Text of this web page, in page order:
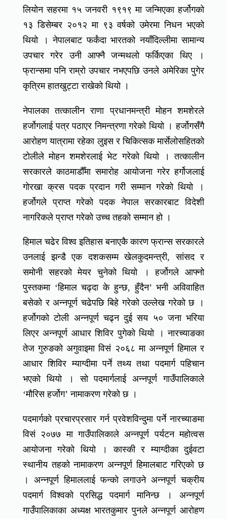
लियोन सहरमा १५ जनवरी १९१९ मा जन्मिएका हर्जोगको
१३ डिसेम्बर २०१२ मा ९३ वर्षको उमेरमा निधन भएको
थियो । नेपालबाट फर्कंदा भारतको नयाँदिल्लीमा सामान्य
उपचार गरेर उनी आफ्नै जन्मथलो फर्किएका थिए ।
फ्रान्समा पनि राम्रो उपचार नभएपछि उनले अमेरिका पुगेर
कृत्रिम हातखुट्टा राखेको थियो ।
नेपालका तत्कालीन राणा प्रधानमन्त्री मोहन शमशेरले
हर्जोगलाई पत्र पठाएर निमन्त्रणा गरेको थियो । हर्जोगसँगै
आरोहण यात्रामा रहेका लुइस र चिकित्सक मार्सेलोसहितको
टोलीले मोहन शमशेरलाई भेट गरेको थियो । तत्कालीन
सरकारले काठमाडौँमा समारोह आयोजना गरेर हर्गोजलाई
गोरखा क्रस पदक प्रदान गरी सम्मान गरेको थियो ।
हर्जोगले प्राप्त गरेको पदक नेपाल सरकारबाट विदेशी
नागरिकले प्राप्त गरेको उच्च तहको सम्मान हो ।
हिमाल चढेर विश्व इतिहास बनाएकै कारण फ्रान्स सरकारले
उनलाई झन्डै एक दशकसम्म खेलकुदमन्त्री, सांसद र
समोनी सहरको मेयर चुनेको थियो । हर्जोगले आफ्नो
पुस्तकमा ‘हिमाल चढ्दा के हुन्छ, हुँदैन’ भनी अविवाहित
बसेको र अन्नपूर्ण चढेपछि बिहे गरेको उल्लेख गरेको छ ।
हर्जोगको टोली अन्नपूर्ण चढ्न दुई सय ५० जना भरिया
लिएर अन्नपूर्ण आधार शिविर पुगेको थियो । नारच्याङका
तेज गुरुङको अगुवाइमा विसं २०६८ मा अन्नपूर्ण हिमाल र
आधार शिविर म्याग्दीमा पर्ने तथ्य तथा पदमार्ग पहिचान
भएको थियो । सो पदमार्गलाई अन्नपूर्ण गाउँपालिकाले
‘मौरिस हर्जोग’ नामाकरण गरेको छ ।
पदमार्गको प्रचारप्रसार गर्न प्रवेशविन्दुमा पर्ने नारच्याङमा
विसं २०७७ मा गाउँपालिकाले अन्नपूर्ण पर्यटन महोत्वस
आयोजना गरेको थियो । कास्की र म्याग्दीका दुईवटा
स्थानीय तहको नामाकरण अन्नपूर्ण हिमालबाट गरिएको छ
। अन्नपूर्ण हिमाललाई फन्को लगाउने अन्नपूर्ण चक्रीय
पदमार्ग विश्वको प्रसिद्ध पदमार्ग मानिन्छ । अन्नपूर्ण
गाउँपालिकाका अध्यक्ष भारतकुमार पुनले अन्नपूर्ण आरोहण